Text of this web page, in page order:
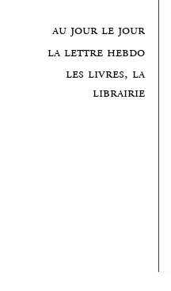
au jour le jour
la lettre hebdo
les livres, la
librairie